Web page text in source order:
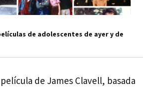
de adolescentes de ayer y de
de James Clavell, basada